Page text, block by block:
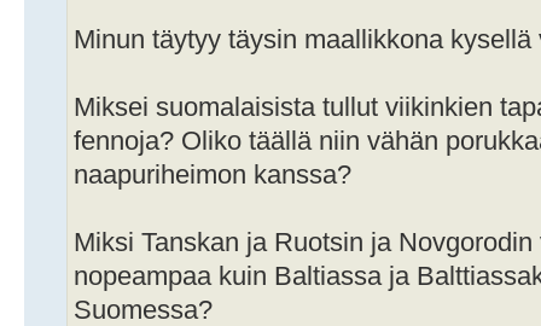
Minun täytyy täysin maallikkona kysellä
Miksei suomalaisista tullut viikinkien
fennoja? Oliko täällä niin vähän
naapuriheimon kanssa?
Miksi Tanskan ja Ruotsin ja
nopeampaa kuin Baltiassa ja
Suomessa?